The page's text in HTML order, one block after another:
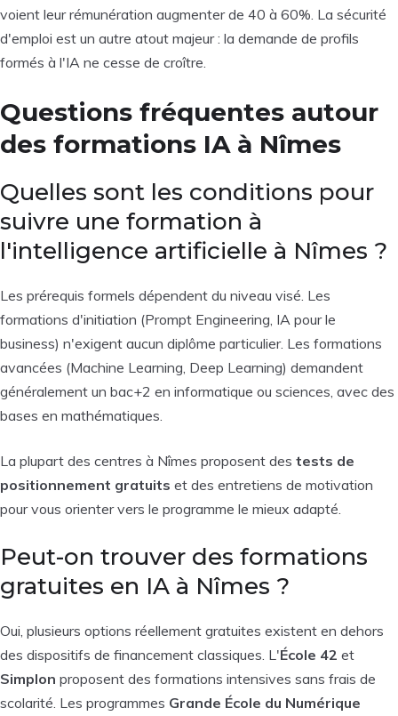
voient leur rémunération augmenter de 40 à 60%. La sécurité
d'emploi est un autre atout majeur : la demande de profils
formés à l'IA ne cesse de croître.
Questions fréquentes autour
des formations IA à Nîmes
Quelles sont les conditions pour
suivre une formation à
l'intelligence artificielle à Nîmes ?
Les prérequis formels dépendent du niveau visé. Les
formations d'initiation (Prompt Engineering, IA pour le
business) n'exigent aucun diplôme particulier. Les formations
avancées (Machine Learning, Deep Learning) demandent
généralement un bac+2 en informatique ou sciences, avec des
bases en mathématiques.
La plupart des centres à Nîmes proposent des tests de
positionnement gratuits et des entretiens de motivation
pour vous orienter vers le programme le mieux adapté.
Peut-on trouver des formations
gratuites en IA à Nîmes ?
Oui, plusieurs options réellement gratuites existent en dehors
des dispositifs de financement classiques. L'École 42 et
Simplon proposent des formations intensives sans frais de
scolarité. Les programmes Grande École du Numérique